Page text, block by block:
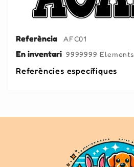
Referència AFC01
En inventari 9999999 Elements
Referències específiques